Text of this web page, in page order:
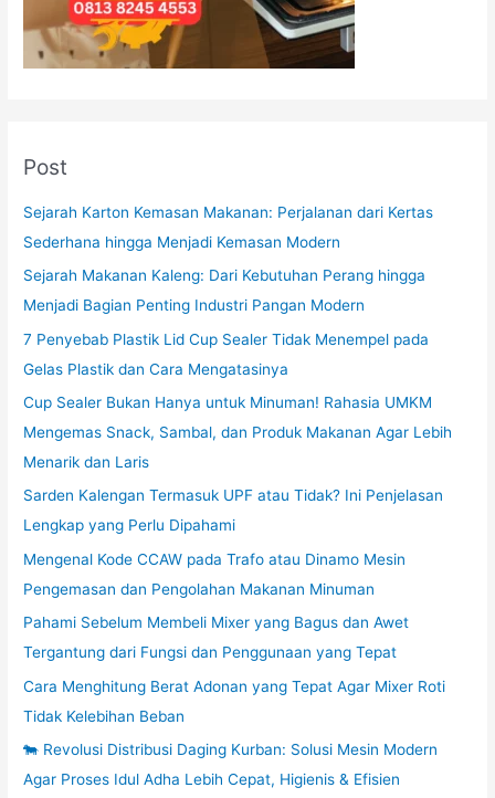
Post
Sejarah Karton Kemasan Makanan: Perjalanan dari Kertas
Sederhana hingga Menjadi Kemasan Modern
Sejarah Makanan Kaleng: Dari Kebutuhan Perang hingga
Menjadi Bagian Penting Industri Pangan Modern
7 Penyebab Plastik Lid Cup Sealer Tidak Menempel pada
Gelas Plastik dan Cara Mengatasinya
Cup Sealer Bukan Hanya untuk Minuman! Rahasia UMKM
Mengemas Snack, Sambal, dan Produk Makanan Agar Lebih
Menarik dan Laris
Sarden Kalengan Termasuk UPF atau Tidak? Ini Penjelasan
Lengkap yang Perlu Dipahami
Mengenal Kode CCAW pada Trafo atau Dinamo Mesin
Pengemasan dan Pengolahan Makanan Minuman
Pahami Sebelum Membeli Mixer yang Bagus dan Awet
Tergantung dari Fungsi dan Penggunaan yang Tepat
Cara Menghitung Berat Adonan yang Tepat Agar Mixer Roti
Tidak Kelebihan Beban
🐄 Revolusi Distribusi Daging Kurban: Solusi Mesin Modern
Agar Proses Idul Adha Lebih Cepat, Higienis & Efisien